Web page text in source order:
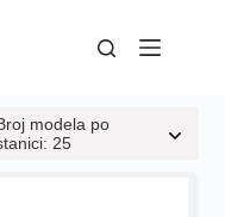
modela po
25